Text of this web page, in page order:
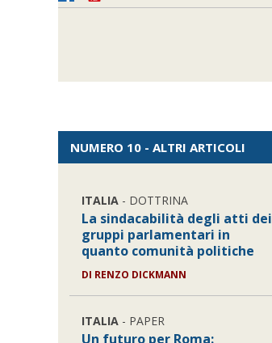
NUMERO 10 - ALTRI ARTICOLI
ITALIA - DOTTRINA
La sindacabilità degli atti dei
gruppi parlamentari in
quanto comunità politiche
DI RENZO DICKMANN
ITALIA - PAPER
Un futuro per Roma: